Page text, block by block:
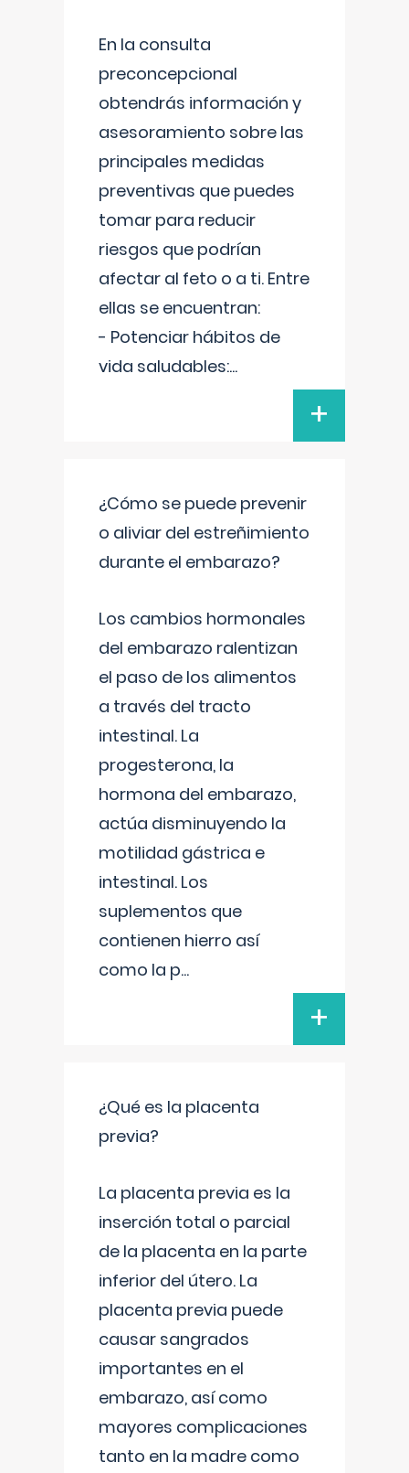
En la consulta
preconcepcional
obtendrás información y
asesoramiento sobre las
principales medidas
preventivas que puedes
tomar para reducir
riesgos que podrían
afectar al feto o a ti. Entre
ellas se encuentran:
- Potenciar hábitos de
vida saludables:...
+
¿Cómo se puede prevenir
o aliviar del estreñimiento
durante el embarazo?
Los cambios hormonales
del embarazo ralentizan
el paso de los alimentos
a través del tracto
intestinal. La
progesterona, la
hormona del embarazo,
actúa disminuyendo la
motilidad gástrica e
intestinal. Los
suplementos que
contienen hierro así
como la p...
+
¿Qué es la placenta
previa?
La placenta previa es la
inserción total o parcial
de la placenta en la parte
inferior del útero. La
placenta previa puede
causar sangrados
importantes en el
embarazo, así como
mayores complicaciones
tanto en la madre como